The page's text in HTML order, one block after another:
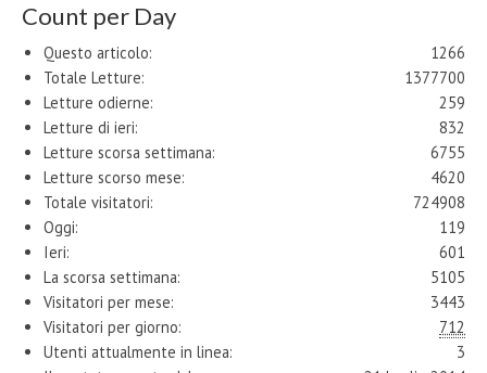
Count per Day
1266
Questo articolo:
1377700
Totale Letture:
259
Letture odierne:
832
Letture di ieri:
6755
Letture scorsa settimana:
4620
Letture scorso mese:
724908
Totale visitatori:
119
Oggi:
601
Ieri:
5105
La scorsa settimana:
3443
Visitatori per mese:
712
Visitatori per giorno:
3
Utenti attualmente in linea: